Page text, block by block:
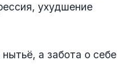
ухудшение
а забота о себе